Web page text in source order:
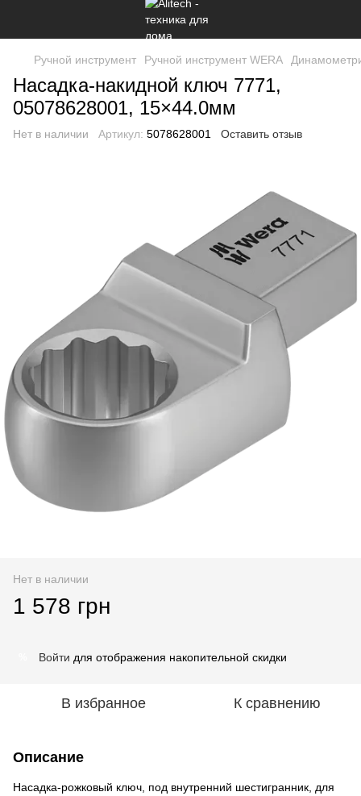
Ручной инструмент Ручной инструмент WERA
Насадка-накидной ключ 7771,
05078628001, 15×44.0мм
Нет в наличии Артикул: 5078628001 Оставить отзыв
Нет в наличии
1 578 грн
Войти для отображения накопительной скидки
В избранное К сравнению
Описание
Насадка-рожковый ключ, под внутренний шестигранник, для